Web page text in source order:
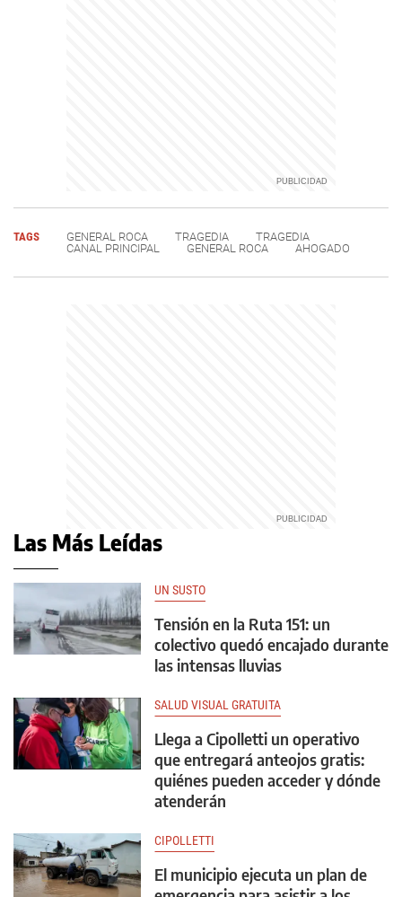
TAGS GENERAL ROCA TRAGEDIA
TRAGEDIA
CANAL PRINCIPAL
GENERAL ROCA AHOGADO
Las Más Leídas
UN SUSTO
Tensión en la Ruta 151: un
colectivo quedó encajado durante
las intensas lluvias
SALUD VISUAL GRATUITA
Llega a Cipolletti un operativo
que entregará anteojos gratis:
quiénes pueden acceder y dónde
atenderán
CIPOLLETTI
El municipio ejecuta un plan de